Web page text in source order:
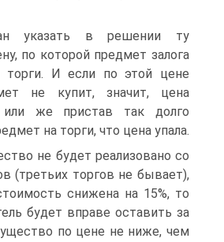
указать в решении ту
по которой предмет залога
торги. И если по этой цене
не купит, значит, цена
или же пристав так долго
на торги, что цена упала.
не будет реализовано со
(третьих торгов не бывает),
снижена на 15%, то
будет вправе оставить за
по цене не ниже, чем